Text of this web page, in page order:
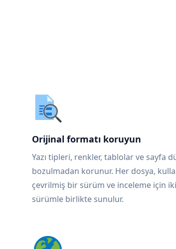
Orijinal formatı koruyun
Yazı tipleri, renkler, tablolar ve sayfa
bozulmadan korunur. Her dosya,
çevrilmiş bir sürüm ve inceleme için
sürümle birlikte sunulur.